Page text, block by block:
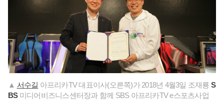
▲ 서수길 아프리카TV 대표이사(오른쪽)가 2018년 4월3일 조재룡 S
BS미디어비즈니스센터장과 함께 SBS 아프리카TV e스포츠사업